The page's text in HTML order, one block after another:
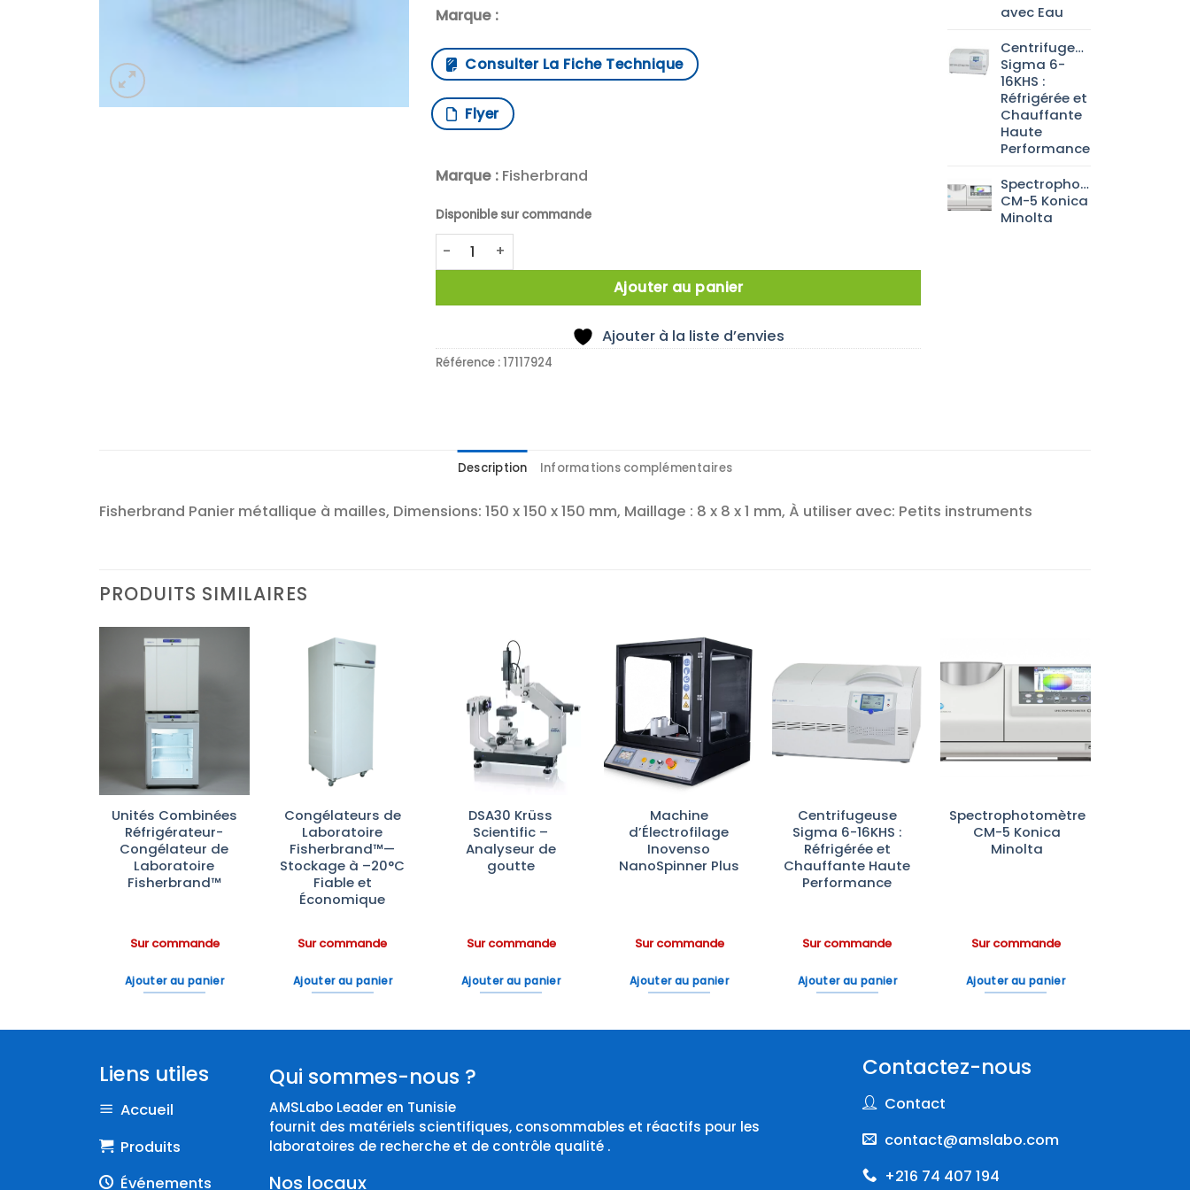
Marque :
Consulter La Fiche Technique
Flyer
Marque :Fisherbrand
Disponible sur commande
quantité de Mesh basket, Mask 8x8x1 mm, (WxDxH) 150x150x150mm
Ajouter au panier
Ajouter à la liste d’envies
Référence :17117924
avec Eau
Centrifugeuse
Sigma 6-
16KHS :
Réfrigérée et
Chauffante
Haute
Performance
Spectrophotomètre
CM-5 Konica
Minolta
Description Informations complémentaires
Fisherbrand Panier métallique à mailles, Dimensions: 150 x 150 x 150 mm, Maillage : 8 x 8 x 1 mm, À utiliser avec: Petits instruments
PRODUITS SIMILAIRES
Ajouter
à la liste
Unités Combinées
Réfrigérateur-
Congélateur de
Laboratoire
Fisherbrand™
Sur commande
Ajouter au panier
Congélateurs de
Laboratoire
Fisherbrand™—
Stockage à –20°C
Fiable et
Économique
Sur commande
Ajouter au panier
Ajouter
à la liste
d’envies
DSA30 Krüss
Scientific –
Analyseur de
goutte
Sur commande
Ajouter au panier
Ajouter
à la liste
d’envies
Machine
d’Électrofilage
Inovenso
NanoSpinner Plus
Sur commande
Ajouter au panier
Ajouter
d’envies
Centrifugeuse
Sigma 6-16KHS :
Réfrigérée et
Chauffante Haute
Performance
Sur commande
Ajouter au panier
Ajouter
Spectrophotomètre
CM-5 Konica
Minolta
Sur commande
Ajouter au panier
Liens utiles
Accueil
Produits
Événements
Qui sommes-nous ?
AMSLabo Leader en Tunisie
fournit des matériels scientifiques, consommables et réactifs pour les
laboratoires de recherche et de contrôle qualité .
Nos locaux
Contactez-nous
Contact
contact@amslabo.com
+216 74 407 194